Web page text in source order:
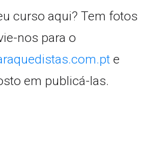
curso aqui? Tem fotos
nos para o
e
em publicá-las.